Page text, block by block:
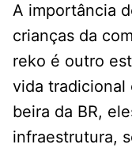
A importância
crianças da
reko é outro
vida tradicional
beira da BR,
infraestrutura,